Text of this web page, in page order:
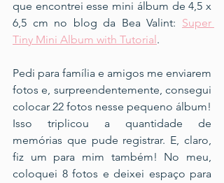
que encontrei esse mini álbum de 4,5 x
6,5 cm no blog da Bea Valint: Super
Tiny Mini Album with Tutorial .
Pedi para família e amigos me enviarem
fotos e, surpreendentemente, consegui
colocar 22 fotos nesse pequeno álbum!
Isso triplicou a quantidade de
memórias que pude registrar. E, claro,
fiz um para mim também! No meu,
coloquei 8 fotos e deixei espaço para